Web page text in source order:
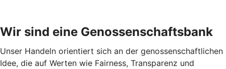
Wir sind eine Genossenschaftsbank
Unser Handeln orientiert sich an der genossenschaftlichen
Idee, die auf Werten wie Fairness, Transparenz und